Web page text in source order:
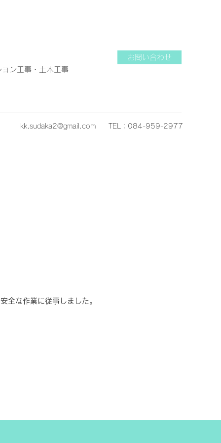
ン工事・土木工事
お問い合わせ
kk.sudaka2@gmail.com TEL：084-959-2977
全な作業に従事しました。